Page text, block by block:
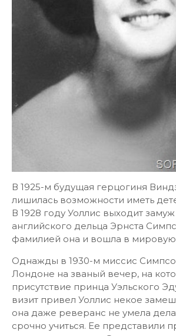
В 1925-м будущая герцогиня
лишилась возможности иметь
В 1928 году Уоллис выходит
английского дельца Эрнста
фамилией она и вошла в
Однажды в 1930-м миссис
Лондоне на званый вечер, на
присутствие принца Уэльского
визит привел Уоллис некое
она даже реверанс не умела
срочно учиться. Ее представили